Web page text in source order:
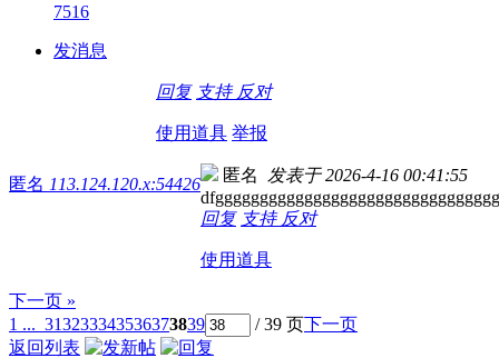
7516
发消息
回复 支持 反对
使用道具 举报
匿名 113.124.120.x:54426 匿名 发表于 2026-4-16 00:41:55
dfgggggggggggggggggggggggggggggggg
回复 支持 反对
使用道具
下一页 »
1 ... 313233343536373839 / 39 页下一页
返回列表